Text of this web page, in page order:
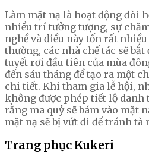
Làm mặt nạ là hoạt động đòi
nhiều trí tưởng tượng, sự
nghề và điều này tốn rất
thường, các nhà chế tác sẽ
tuyết rơi đầu tiên của mùa
đến sáu tháng để tạo ra một
chi tiết. Khi tham gia lễ hội,
không được phép tiết lộ
rằng ma quỷ sẽ bám vào mặt
mặt nạ sẽ bị vứt đi để tránh tà
Trang phục Kukeri